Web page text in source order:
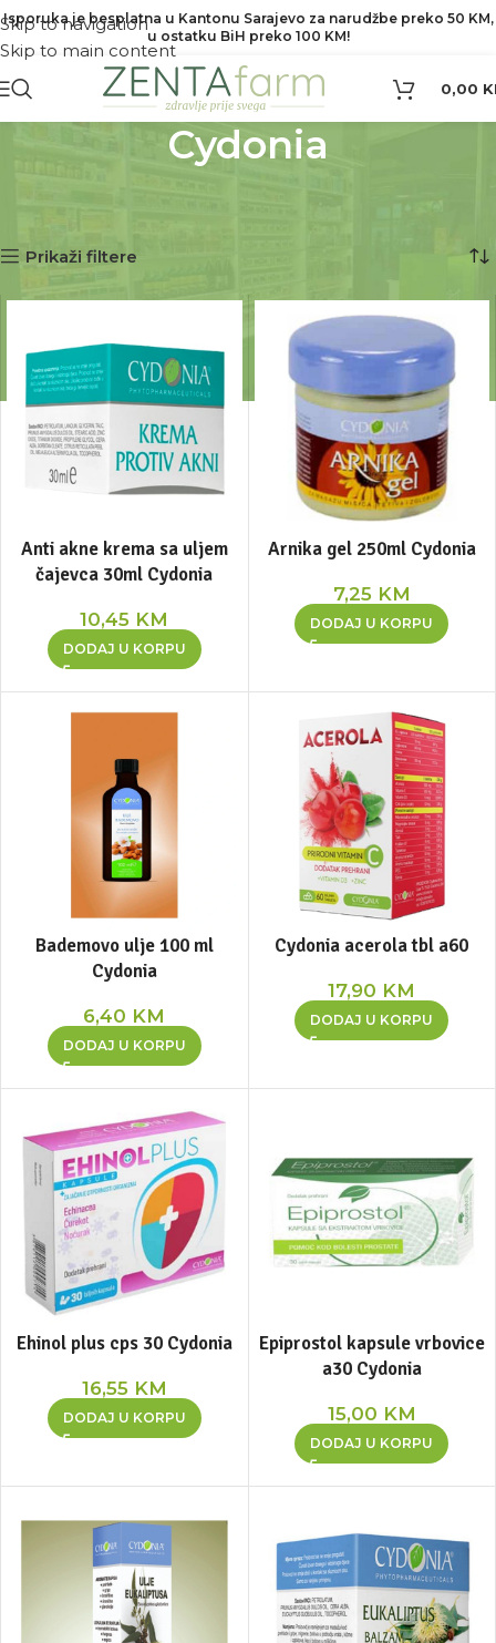
Skip to navigation
Skip to main content
Isporuka je besplatna u Kantonu Sarajevo za narudžbe preko 50 KM,
u ostatku BiH preko 100 KM!
0,00
Cydonia
Prikaži filtere
Anti akne krema sa uljem
čajevca 30ml Cydonia
10,45 KM
DODAJ U KORPU
Arnika gel 250ml Cydonia
7,25 KM
DODAJ U KORPU
Bademovo ulje 100 ml
Cydonia
6,40 KM
DODAJ U KORPU
Cydonia acerola tbl a60
17,90 KM
DODAJ U KORPU
Ehinol plus cps 30 Cydonia
16,55 KM
DODAJ U KORPU
Epiprostol kapsule vrbovice
a30 Cydonia
15,00 KM
DODAJ U KORPU